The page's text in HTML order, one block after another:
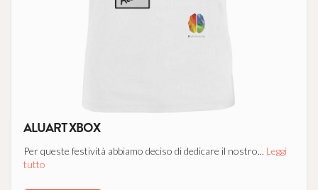
ALUART XBOX
Per queste festività abbiamo deciso di dedicare il nostro... Leggi
tutto